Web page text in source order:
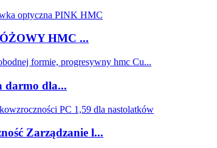
HMC ...
darmo dla...
Zarządzanie l...